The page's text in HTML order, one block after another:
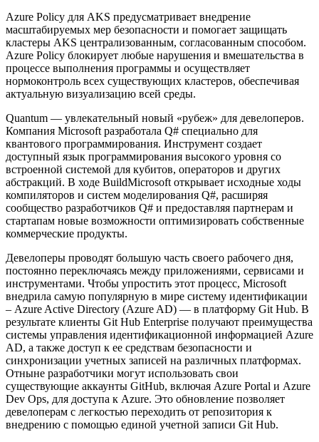
Azure Policy для AKS предусматривает внедрение
масштабируемых мер безопасности и помогает защищать
кластеры AKS централизованным, согласованным способом.
Azure Policy блокирует любые нарушения и вмешательства в
процессе выполнения программы и осуществляет
нормоконтроль всех существующих кластеров, обеспечивая
актуальную визуализацию всей среды.
Quantum — увлекательный новый «рубеж» для девелоперов.
Компания Microsoft разработала Q# специально для
квантового программирования. Инструмент создает
доступный язык программирования высокого уровня со
встроенной системой для кубитов, операторов и других
абстракций. В ходе BuildMicrosoft открывает исходные ходы
компиляторов и систем моделирования Q#, расширяя
сообщество разработчиков Q# и предоставляя партнерам и
стартапам новые возможности оптимизировать собственные
коммерческие продукты.
Девелоперы проводят большую часть своего рабочего дня,
постоянно переключаясь между приложениями, сервисами и
инструментами. Чтобы упростить этот процесс, Microsoft
внедрила самую популярную в мире систему идентификации
– Azure Active Directory (Azure AD) — в платформу Git Hub. В
результате клиенты Git Hub Enterprise получают преимущества
системы управления идентификационной информацией Azure
AD, а также доступ к ее средствам безопасности и
синхронизации учетных записей на различных платформах.
Отныне разработчики могут использовать свои
существующие аккаунты GitHub, включая Azure Portal и Azure
Dev Ops, для доступа к Azure. Это обновление позволяет
девелоперам с легкостью переходить от репозитория к
внедрению с помощью единой учетной записи Git Hub.